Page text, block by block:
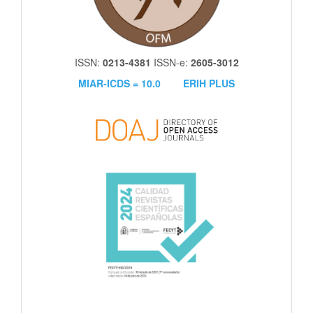
ISSN: 0213-4381 ISSN-e: 2605-3012
MIAR-ICDS = 10.0
ERIH PLUS